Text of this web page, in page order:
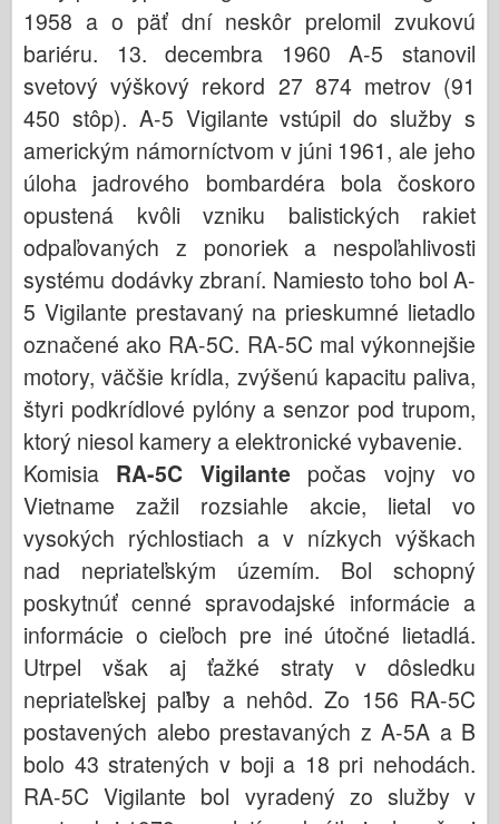
1958 a o päť dní neskôr prelomil zvukovú
bariéru. 13. decembra 1960 A-5 stanovil
svetový výškový rekord 27 874 metrov (91
450 stôp). A-5 Vigilante vstúpil do služby s
americkým námorníctvom v júni 1961, ale jeho
úloha jadrového bombardéra bola čoskoro
opustená kvôli vzniku balistických rakiet
odpaľovaných z ponoriek a nespoľahlivosti
systému dodávky zbraní. Namiesto toho bol A-
5 Vigilante prestavaný na prieskumné lietadlo
označené ako RA-5C. RA-5C mal výkonnejšie
motory, väčšie krídla, zvýšenú kapacitu paliva,
štyri podkrídlové pylóny a senzor pod trupom,
ktorý niesol kamery a elektronické vybavenie.
Komisia RA-5C Vigilantepočas vojny vo
Vietname zažil rozsiahle akcie, lietal vo
vysokých rýchlostiach a v nízkych výškach
nad nepriateľským územím. Bol schopný
poskytnúť cenné spravodajské informácie a
informácie o cieľoch pre iné útočné lietadlá.
Utrpel však aj ťažké straty v dôsledku
nepriateľskej paľby a nehôd. Zo 156 RA-5C
postavených alebo prestavaných z A-5A a B
bolo 43 stratených v boji a 18 pri nehodách.
RA-5C Vigilante bol vyradený zo služby v